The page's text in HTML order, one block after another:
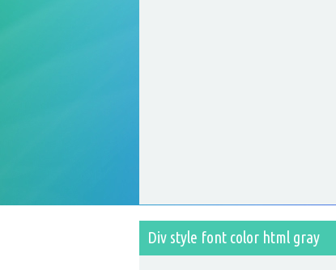
Div style font color html gray